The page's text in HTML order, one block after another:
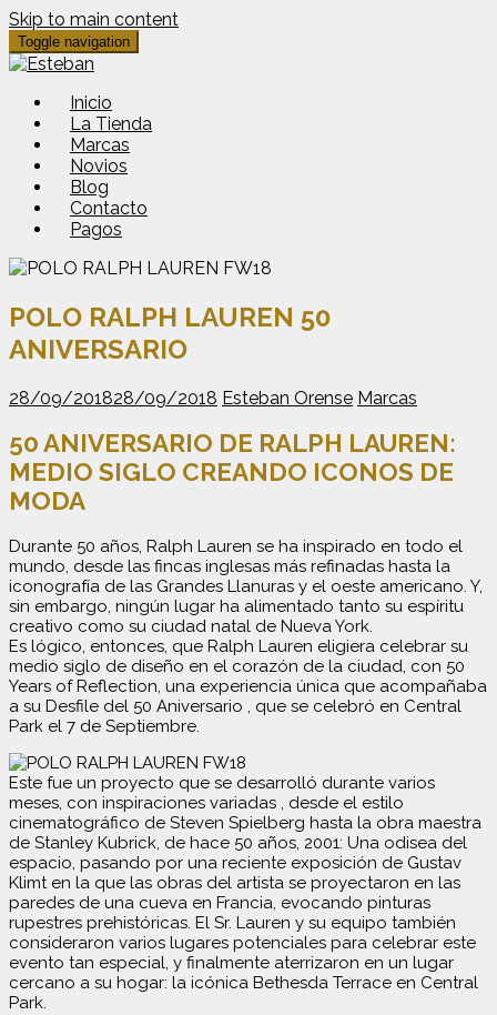
Skip to main content
Toggle navigation
Inicio
La Tienda
Marcas
Novios
Blog
Contacto
Pagos
POLO RALPH LAUREN 50
ANIVERSARIO
28/09/201828/09/2018 Esteban Orense Marcas
50 ANIVERSARIO DE RALPH LAUREN:
MEDIO SIGLO CREANDO ICONOS DE
MODA
Durante 50 años, Ralph Lauren se ha inspirado en todo el
mundo, desde las fincas inglesas más refinadas hasta la
iconografía de las Grandes Llanuras y el oeste americano. Y,
sin embargo, ningún lugar ha alimentado tanto su espíritu
creativo como su ciudad natal de Nueva York.
Es lógico, entonces, que Ralph Lauren eligiera celebrar su
medio siglo de diseño en el corazón de la ciudad, con 50
Years of Reflection, una experiencia única que acompañaba
a su Desfile del 50 Aniversario , que se celebró en Central
Park el 7 de Septiembre.
Este fue un proyecto que se desarrolló durante varios
meses, con inspiraciones variadas , desde el estilo
cinematográfico de Steven Spielberg hasta la obra maestra
de Stanley Kubrick, de hace 50 años, 2001: Una odisea del
espacio, pasando por una reciente exposición de Gustav
Klimt en la que las obras del artista se proyectaron en las
paredes de una cueva en Francia, evocando pinturas
rupestres prehistóricas. El Sr. Lauren y su equipo también
consideraron varios lugares potenciales para celebrar este
evento tan especial, y finalmente aterrizaron en un lugar
cercano a su hogar: la icónica Bethesda Terrace en Central
Park.